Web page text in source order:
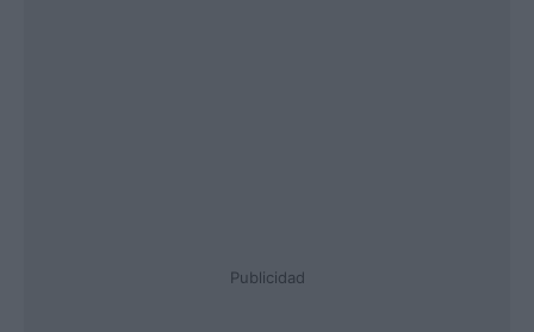
Publicidad